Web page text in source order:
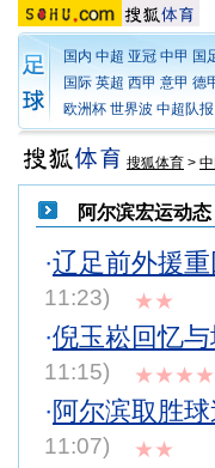
国内 中超 亚冠 中甲 国
国际 英超 西甲 意甲 德
欧洲杯 世界波 中超队报
搜狐体育 >
阿尔滨宏运动态
·辽足前外援
11:23)
★★
·倪玉崧回忆
11:15)
★★★★
·阿尔滨取胜
11:07)
★★